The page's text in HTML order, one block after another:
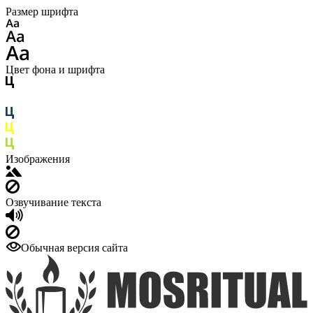
Размер шрифта
Цвет фона и шрифта
Изображения
Озвучивание текста
Обычная версия сайта